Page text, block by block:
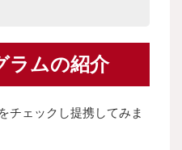
ラムの紹介
チェックし提携してみま